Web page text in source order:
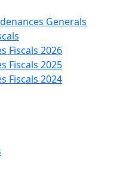
Generals
Fiscals 2026
Fiscals 2025
Fiscals 2024